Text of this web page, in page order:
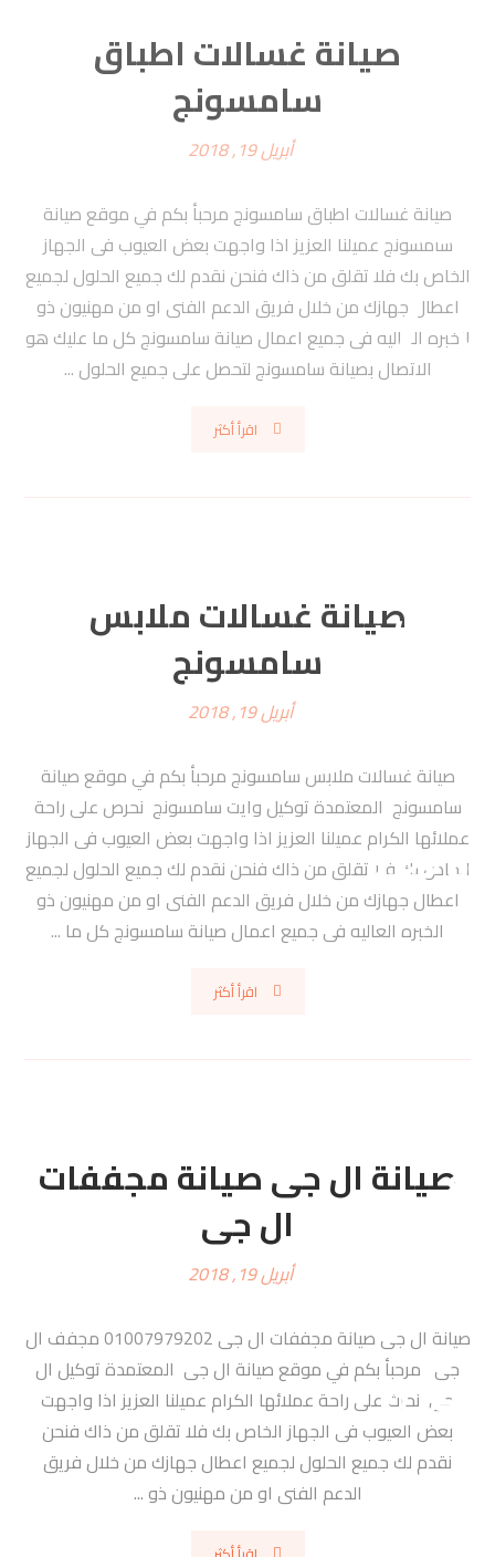
صيانة غسالات اطباق
سامسونج
أبريل 19, 2018
صيانة غسالات اطباق سامسونج مرحبأ بكم في موقع صيانة
سامسونج عميلنا العزيز اذا واجهت بعض العيوب فى الجهاز
الخاص بك فلا تقلق من ذاك فنحن نقدم لك جميع الحلول لجميع
اعطال جهازك من خلال فريق الدعم الفنى او من مهنيون ذو
الخبره العاليه فى جميع اعمال صيانة سامسونج كل ما عليك هو
الاتصال بصيانة سامسونج لتحصل على جميع الحلول ...
اقرأ أكثر
صيانة غسالات ملابس
سامسونج
أبريل 19, 2018
صيانة غسالات ملابس سامسونج مرحبأ بكم في موقع صيانة
سامسونج المعتمدة توكيل وايت سامسونج نحرص على راحة
عملائها الكرام عميلنا العزيز اذا واجهت بعض العيوب فى الجهاز
الخاص بك فلا تقلق من ذاك فنحن نقدم لك جميع الحلول لجميع
اعطال جهازك من خلال فريق الدعم الفنى او من مهنيون ذو
الخبره العاليه فى جميع اعمال صيانة سامسونج كل ما ...
اقرأ أكثر
صيانة ال جى صيانة مجففات
ال جى
أبريل 19, 2018
صيانة ال جى صيانة مجففات ال جى 01007979202 مجفف ال
جى مرحبأ بكم في موقع صيانة ال جى المعتمدة توكيل ال
جى نحرث على راحة عملائها الكرام عميلنا العزيز اذا واجهت
بعض العيوب فى الجهاز الخاص بك فلا تقلق من ذاك فنحن
نقدم لك جميع الحلول لجميع اعطال جهازك من خلال فريق
الدعم الفنى او من مهنيون ذو ...